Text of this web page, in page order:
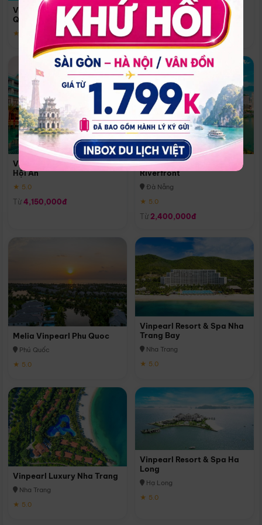
Vinpearl Resort & Spa Phu
Quoc
★ 5.0
Quoc
Phú Quốc
★ 5.0
Vinpearl Resort & Golf Nam
Hội An
★ 5.0
Từ 4,150,000đ
Melia Vinpearl Danang
Riverfront
Đà Nẵng
★ 5.0
Từ 2,400,000đ
Melia Vinpearl Phu Quoc
Phú Quốc
★ 5.0
Vinpearl Resort & Spa Nha
Trang Bay
Nha Trang
★ 5.0
Vinpearl Luxury Nha Trang
Nha Trang
★ 5.0
Vinpearl Resort & Spa Ha
Long
Hạ Long
★ 5.0